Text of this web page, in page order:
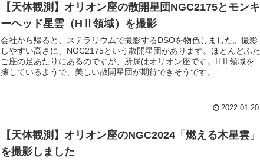
【天体観測】オリオン座の散開星団NGC2175とモンキ
ーヘッド星雲（HⅡ領域）を撮影
会社から帰ると、ステラリウムで撮影するDSOを物色しました。撮影
しやすい高さに、NGC2175という散開星団があります。ほとんどふた
ご座の足あたりにあるのですが、所属はオリオン座です。HⅡ領域を
擁しているようで、美しい散開星団が期待できそうです。
2022.01.20
【天体観測】オリオン座のNGC2024「燃える木星雲」
を撮影しました